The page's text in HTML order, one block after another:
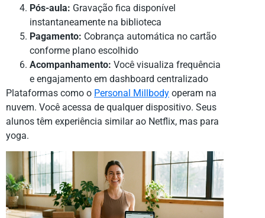
Pós-aula: Gravação fica disponível
instantaneamente na biblioteca
Pagamento: Cobrança automática no cartão
conforme plano escolhido
Acompanhamento: Você visualiza frequência
e engajamento em dashboard centralizado
Plataformas como o Personal Millbody operam na
nuvem. Você acessa de qualquer dispositivo. Seus
alunos têm experiência similar ao Netflix, mas para
yoga.